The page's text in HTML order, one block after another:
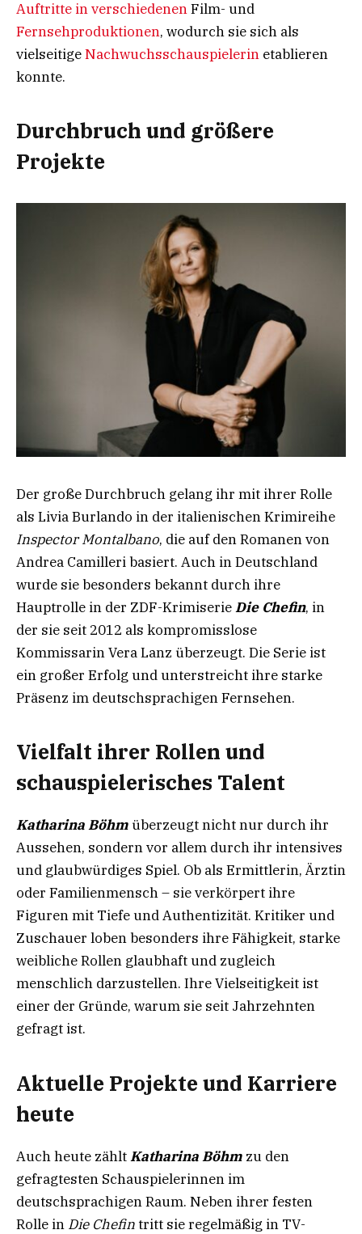
Auftritte in verschiedenenFilm- und
Fernsehproduktionen, wodurch sie sich als
vielseitigeNachwuchsschauspielerin etablieren
konnte.
Durchbruch und größere
Projekte
Der große Durchbruch gelang ihr mit ihrer Rolle
als Livia Burlando in der italienischen Krimireihe
Inspector Montalbano, die auf den Romanen von
Andrea Camilleri basiert. Auch in Deutschland
wurde sie besonders bekannt durch ihre
Hauptrolle in der ZDF-KrimiserieDie Chefin, in
der sie seit 2012 als kompromisslose
Kommissarin Vera Lanz überzeugt. Die Serie ist
ein großer Erfolg und unterstreicht ihre starke
Präsenz im deutschsprachigen Fernsehen.
Vielfalt ihrer Rollen und
schauspielerisches Talent
Katharina Böhmüberzeugt nicht nur durch ihr
Aussehen, sondern vor allem durch ihr intensives
und glaubwürdiges Spiel. Ob als Ermittlerin, Ärztin
oder Familienmensch – sie verkörpert ihre
Figuren mit Tiefe und Authentizität. Kritiker und
Zuschauer loben besonders ihre Fähigkeit, starke
weibliche Rollen glaubhaft und zugleich
menschlich darzustellen. Ihre Vielseitigkeit ist
einer der Gründe, warum sie seit Jahrzehnten
gefragt ist.
Aktuelle Projekte und Karriere
heute
Auch heute zähltKatharina Böhm zu den
gefragtesten Schauspielerinnen im
deutschsprachigen Raum. Neben ihrer festen
Rolle in Die Chefintritt sie regelmäßig in TV-